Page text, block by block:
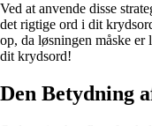
Ved at anvende disse
det rigtige ord i dit
op, da løsningen måske
dit krydsord!
Den Betydning